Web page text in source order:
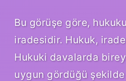
Bu görüşe göre,
iradesidir. Hukuk,
Hukuki davalarda
uygun gördüğü